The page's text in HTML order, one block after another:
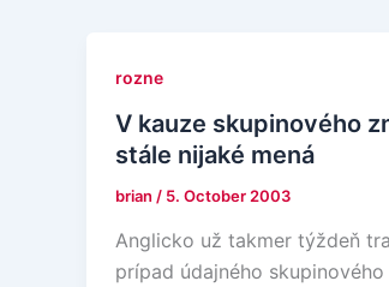
rozne
V kauze skupinového
stále nijaké mená
brian / 5. October 2003
Anglicko už takmer týždeň
prípad údajného skupinového